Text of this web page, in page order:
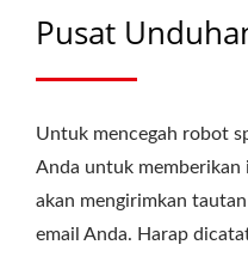
Pusat
Untuk mencegah robot
Anda untuk
akan mengirimkan
email Anda. Harap